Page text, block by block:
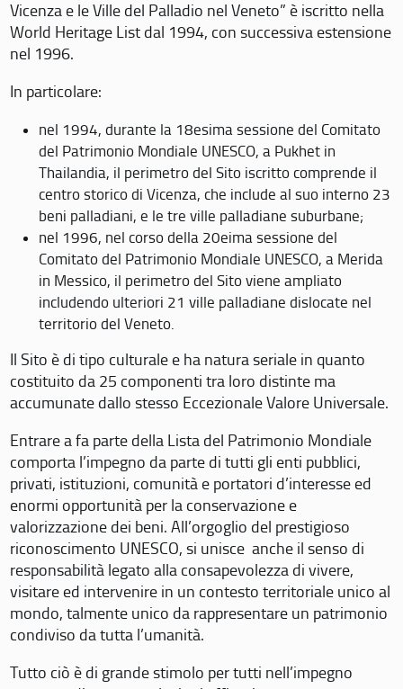
Vicenza e le Ville del Palladio nel Veneto” è iscritto nella
World Heritage List dal 1994, con successiva estensione
nel 1996.
In particolare:
nel 1994, durante la 18esima sessione del Comitato
del Patrimonio Mondiale UNESCO, a Pukhet in
Thailandia, il perimetro del Sito iscritto comprende il
centro storico di Vicenza, che include al suo interno 23
beni palladiani, e le tre ville palladiane suburbane;
nel 1996, nel corso della 20eima sessione del
Comitato del Patrimonio Mondiale UNESCO, a Merida
in Messico, il perimetro del Sito viene ampliato
includendo ulteriori 21 ville palladiane dislocate nel
territorio del Veneto.
Il Sito è di tipo culturale e ha natura seriale in quanto
costituito da 25 componenti tra loro distinte ma
accumunate dallo stesso Eccezionale Valore Universale.
Entrare a fa parte della Lista del Patrimonio Mondiale
comporta l’impegno da parte di tutti gli enti pubblici,
privati, istituzioni, comunità e portatori d’interesse ed
enormi opportunità per la conservazione e
valorizzazione dei beni. All’orgoglio del prestigioso
riconoscimento UNESCO, si unisce anche il senso di
responsabilità legato alla consapevolezza di vivere,
visitare ed intervenire in un contesto territoriale unico al
mondo, talmente unico da rappresentare un patrimonio
condiviso da tutta l’umanità.
Tutto ciò è di grande stimolo per tutti nell’impegno